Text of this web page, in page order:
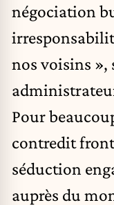
négociation
nos voisins »,
Pour
contredit
séduction
auprès du